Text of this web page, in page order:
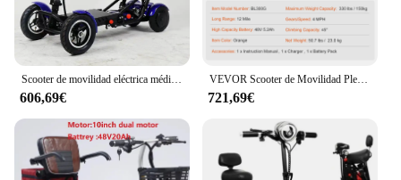
606,69€
VEVOR Scooter de Movilidad Plegable de 3 Ruedas para Mayores Scooter de Movilidad Eléctrico Portátil Scooter de Movilidad de Todoterreno con Batería de Iones de Litio de 48 V, Soporte Máximo 150 kg
721,69€